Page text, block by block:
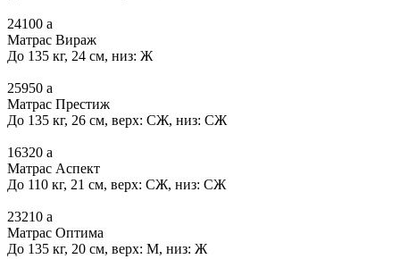
24100 a
Матрас Вираж
До 135 кг, 24 см, низ: Ж
25950 a
Матрас Престиж
До 135 кг, 26 см, верх: СЖ, низ: СЖ
16320 a
Матрас Аспект
До 110 кг, 21 см, верх: СЖ, низ: СЖ
23210 a
Матрас Оптима
До 135 кг, 20 см, верх: М, низ: Ж